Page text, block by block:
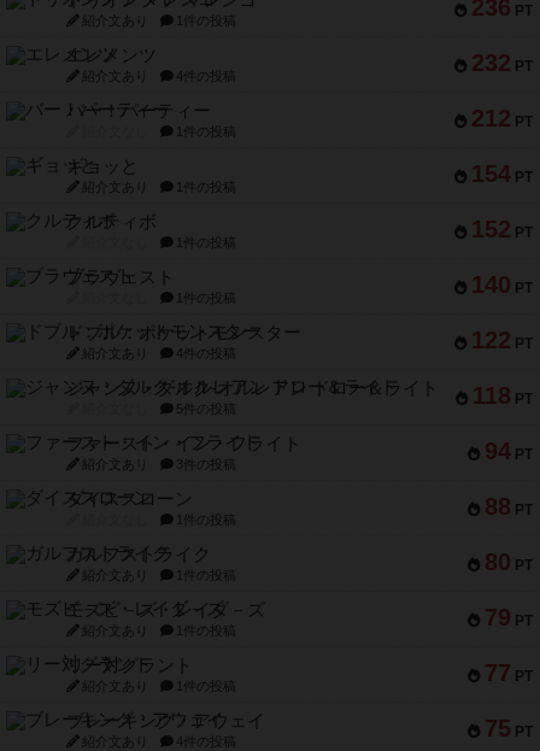
236 PT
紹介文あり 1件の投稿
232 PT
エレメンツ
紹介文あり 4件の投稿
212 PT
バー！パーティー
1件の投稿
154 PT
ギョッと
紹介文あり 1件の投稿
152 PT
クルティボ
1件の投稿
140 PT
ブラヴェスト
1件の投稿
122 PT
ドブル：ポケットモンスター
紹介文あり 4件の投稿
118 PT
ジャンヌ・ダルク-オルレアン ドロー＆ライト
5件の投稿
94 PT
ファースト・イン・フライト
紹介文あり 3件の投稿
88 PT
ダイススローン
1件の投稿
80 PT
ガルフストライク
紹介文あり 1件の投稿
79 PT
モズビ－ズ・レイダ－ズ
紹介文あり 1件の投稿
77 PT
リー対グラント
紹介文あり 1件の投稿
75 PT
ブレーキング・アウェイ
紹介文あり 4件の投稿